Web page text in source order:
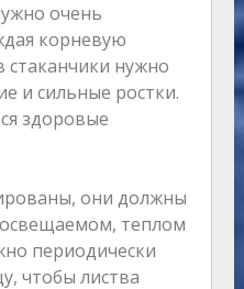
очень
корневую
стаканчики нужно
и сильные ростки.
здоровые
они должны
теплом
периодически
чтобы листва